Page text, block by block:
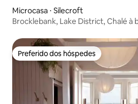
Microcasa ⋅ Silecroft
Brocklebank, Lake District, Chalé à
Preferido dos hóspedes
Preferido dos hóspedes